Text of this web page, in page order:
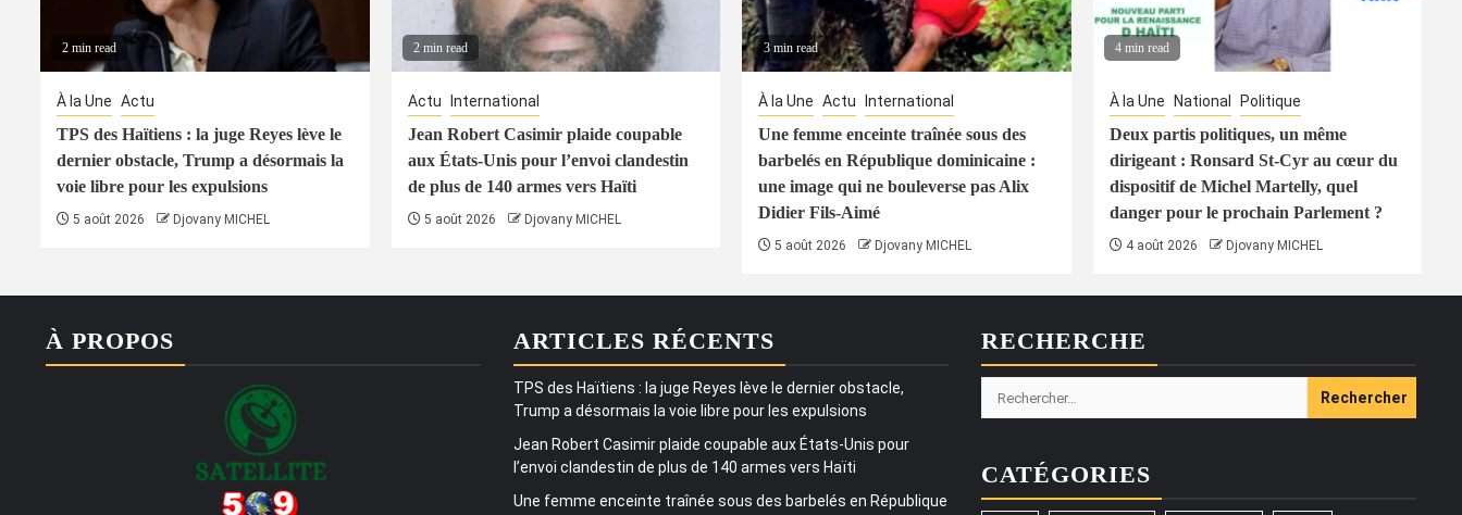
2 min read
À la Une Actu
TPS des Haïtiens : la juge Reyes lève le
dernier obstacle, Trump a désormais la
voie libre pour les expulsions
5 août 2026 Djovany MICHEL
2 min read
Actu International
Jean Robert Casimir plaide coupable
aux États-Unis pour l’envoi clandestin
de plus de 140 armes vers Haïti
5 août 2026 Djovany MICHEL
3 min read
À la Une Actu International
Une femme enceinte traînée sous des
barbelés en République dominicaine :
une image qui ne bouleverse pas Alix
Didier Fils-Aimé
5 août 2026 Djovany MICHEL
4 min read
À la Une National Politique
Deux partis politiques, un même
dirigeant : Ronsard St-Cyr au cœur du
dispositif de Michel Martelly, quel
danger pour le prochain Parlement ?
4 août 2026 Djovany MICHEL
À PROPOS ARTICLES RÉCENTS
TPS des Haïtiens : la juge Reyes lève le dernier obstacle,
Trump a désormais la voie libre pour les expulsions
Jean Robert Casimir plaide coupable aux États-Unis pour
l’envoi clandestin de plus de 140 armes vers Haïti
Une femme enceinte traînée sous des barbelés en République
RECHERCHE
Rechercher :
CATÉGORIES